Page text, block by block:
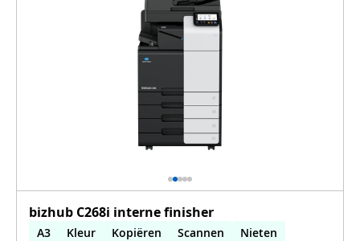
bizhub C268i interne finisher
A3 Kleur Kopiëren Scannen
Nieten